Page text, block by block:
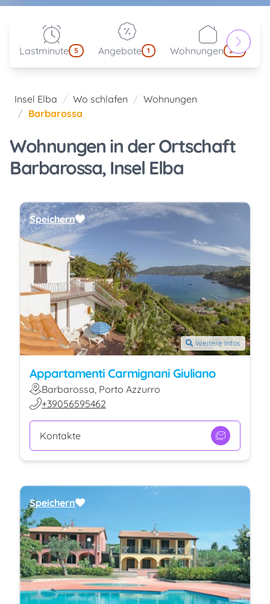
Lastminute 5 Angebote 1 Wohnungen 214
Insel Elba Wo schlafen
Wohnungen
Barbarossa
Wohnungen in der Ortschaft
Barbarossa, Insel Elba
Weitere Infos
Appartamenti Carmignani Giuliano
Barbarossa, Porto Azzurro
+39056595462
Kontakte
Speichern
Speichern